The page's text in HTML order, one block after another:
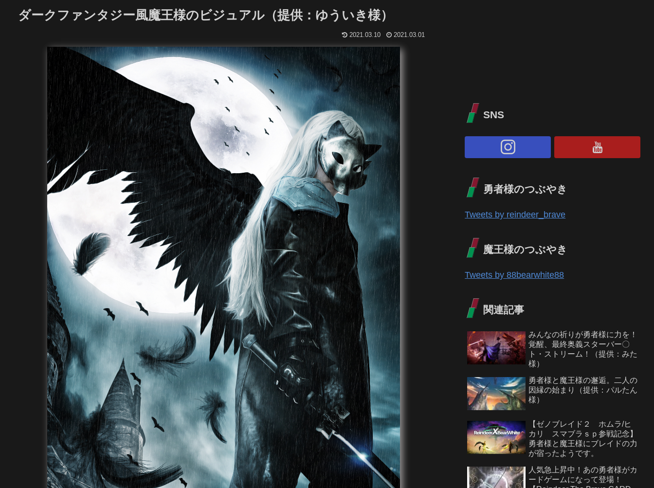
ダークファンタジー風魔王様のビジュアル（提供：ゆういき様）
2021.03.10 2021.03.01
SNS
勇者様のつぶやき
Tweets by reindeer_brave
魔王様のつぶやき
Tweets by 88bearwhite88
関連記事
みんなの祈りが勇者様に力を！
覚醒、最終奥義スターバー〇
ト・ストリーム！（提供：みた
様）
勇者様と魔王様の邂逅。二人の
因縁の始まり（提供：パルたん
様）
【ゼノブレイド２ ホムラ/ヒ
カリ スマブラｓｐ参戦記念】
勇者様と魔王様にブレイドの力
が宿ったようです。
人気急上昇中！あの勇者様がカ
ードゲームになって登場！